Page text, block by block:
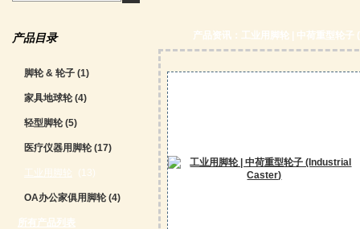
产品目录
脚轮 & 轮子 (1)
家具地球轮(4)
轻型脚轮(5)
医疗仪器用脚轮(17)
工业用脚轮 (13)
OA办公家俱用脚轮(4)
所有产品列表
产品资讯：工业用脚轮 | 中荷重型轮